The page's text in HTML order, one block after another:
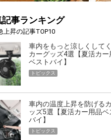
夏こそ“映える”タフな腕時計を
記事ランキング
上昇の記事TOP10
車内をもっと涼しくして
カーグッズ4選【夏活カー
ベストバイ】
トピックス
車内の温度上昇を防げる
ッズ5選【夏活カー用品ベ
バイ】
トピックス